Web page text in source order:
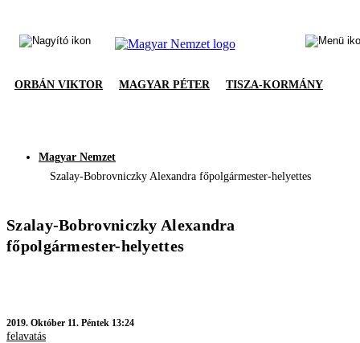
ORBÁN VIKTOR MAGYAR PÉTER TISZA-KORMÁNY
Magyar Nemzet
Szalay-Bobrovniczky Alexandra főpolgármester-helyettes
Szalay-Bobrovniczky Alexandra
főpolgármester-helyettes
2019. Október 11. Péntek 13:24
felavatás